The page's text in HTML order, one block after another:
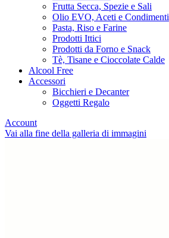
Frutta Secca, Spezie e Sali
Olio EVO, Aceti e Condimenti
Pasta, Riso e Farine
Prodotti Ittici
Prodotti da Forno e Snack
Tè, Tisane e Cioccolate Calde
Alcool Free
Accessori
Bicchieri e Decanter
Oggetti Regalo
Account
Vai alla fine della galleria di immagini